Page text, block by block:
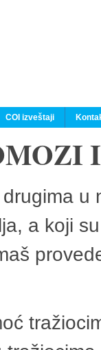
COI izveštaji
a koji